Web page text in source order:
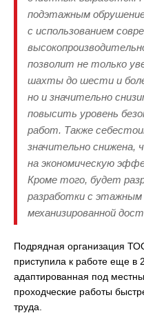
подэтажным
с использованием
позволит не только
шахты до шести и
но и значительно
повысить уровень
работ. Также
значительно снижена,
на экономическую
Кроме того, будет
разработки с
механизированной
Подрядная организация
приступила к работе еще в
адаптированная под
проходческие работы
труда.